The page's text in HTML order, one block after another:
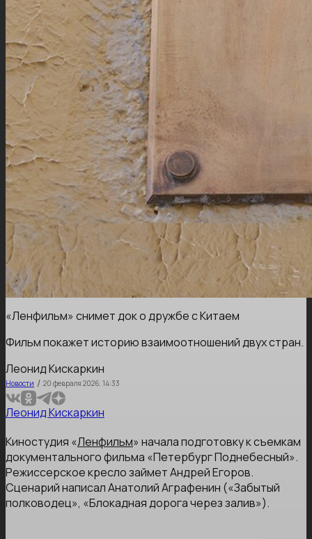
«Ленфильм» снимет док о дружбе с Китаем
Фильм покажет историю взаимоотношений двух стран.
Леонид Кискаркин
Новости / 20 февраля 2026, 14:33
Леонид Кискаркин
Киностудия «Ленфильм» начала подготовку к съемкам
документального фильма «Петербург Поднебесный».
Режиссерское кресло займет Андрей Егоров.
Сценарий написал Анатолий Аграфенин («Забытый
полководец», «Блокадная дорога через залив»).